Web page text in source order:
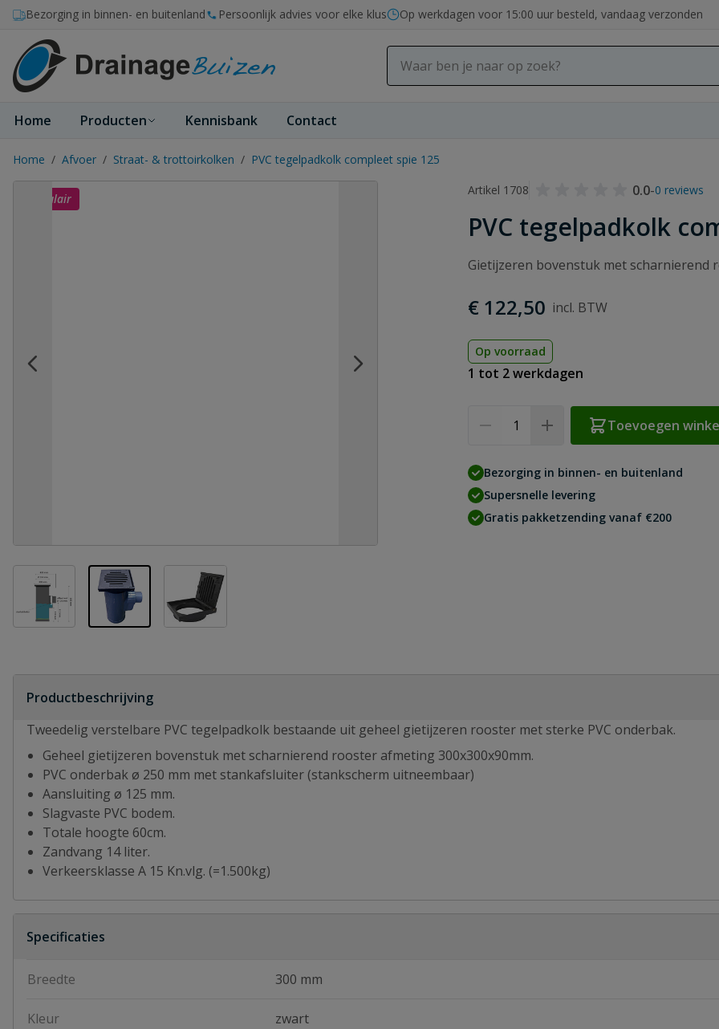
Ga naar de inhoud
Bezorging in binnen- en buitenland Persoonlijk advies voor elke klus Op werkdagen voor 15:00 uur besteld, vandaag verzonden
Home Producten Kennisbank Contact
Home / Afvoer / Straat- & trottoirkolken / PVC tegelpadkolk compleet spie 125
Artikel 1708
0.0-0 reviews
PVC tegelpadkolk
Populair
View larger imageView larger imageView larger image
Gietijzeren bovenstuk met scharnierend
€ 122,50
Op voorraad
1 tot 2 werkdagen
Toevoegen
Bezorging in binnen- en buitenland
Supersnelle levering
Gratis pakketzending vanaf €200
Productbeschrijving
Tweedelig verstelbare PVC tegelpadkolk bestaande uit geheel gietijzeren rooster met sterke PVC onderbak.
Geheel gietijzeren bovenstuk met scharnierend rooster afmeting 300x300x90mm.
PVC onderbak ø 250 mm met stankafsluiter (stankscherm uitneembaar)
Aansluiting ø 125 mm.
Slagvaste PVC bodem.
Totale hoogte 60cm.
Zandvang 14 liter.
Verkeersklasse A 15 Kn.vlg. (=1.500kg)
Specificaties
Breedte 300 mm
Kleur zwart